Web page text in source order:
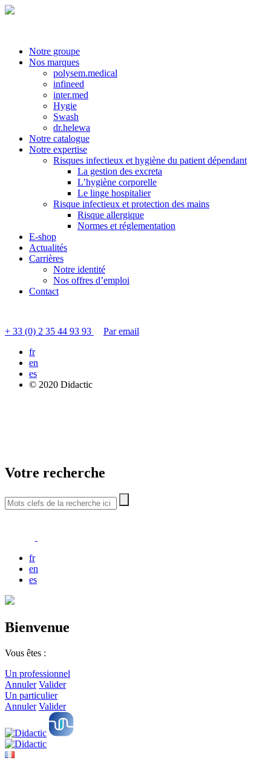
Notre groupe
Nos marques
polysem.medical
infineed
inter.med
Hygie
Swash
dr.helewa
Notre catalogue
Notre expertise
Risques infectieux et hygiène du patient dépendant
La gestion des excreta
L’hygiène corporelle
Le linge hospitalier
Risque infectieux et protection des mains
Risque allergique
Normes et réglementation
E-shop
Actualités
Carrières
Notre identité
Nos offres d’emploi
Contact
+ 33 (0) 2 35 44 93 93
Par email
fr
en
es
© 2020 Didactic
Votre recherche
fr
en
es
Bienvenue
Vous êtes :
Un professionnel
Annuler Valider
Un particulier
Annuler Valider